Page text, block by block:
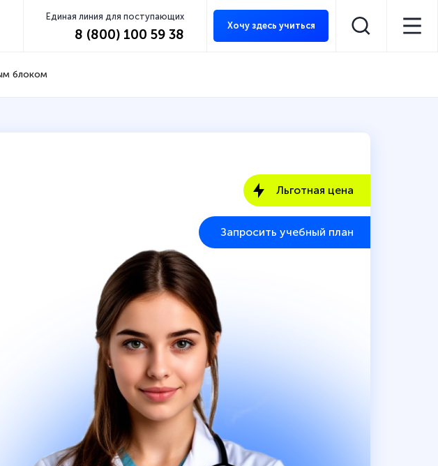
Единая линия для поступающих
8 (800) 100 59 38
Хочу здесь учиться
блоком
Льготная цена
Запросить учебный план